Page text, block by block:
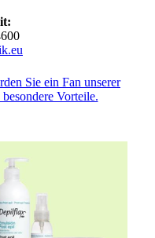
Sie ein Fan unserer
Vorteile.